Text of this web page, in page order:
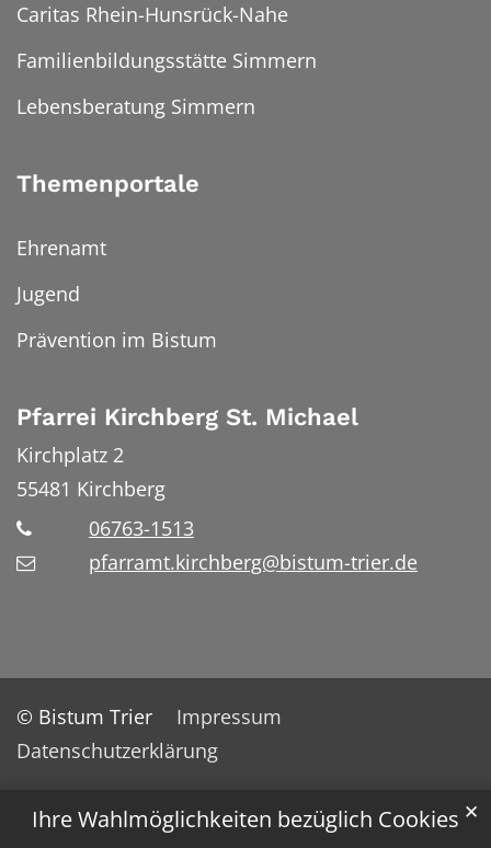
Ihre Wahlmöglichkeiten bezüglich Cookies ✕
Caritas Rhein-Hunsrück-Nahe
Familienbildungsstätte Simmern
Lebensberatung Simmern
Themenportale
Ehrenamt
Jugend
Prävention im Bistum
Pfarrei Kirchberg St. Michael
Kirchplatz 2
55481 Kirchberg
06763-1513
pfarramt.kirchberg@bistum-trier.de
© Bistum Trier
Impressum
Datenschutzerklärung